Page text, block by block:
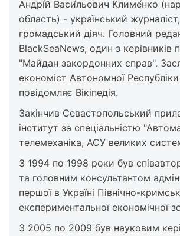
Андрі́й Васи́льович Климе́нко
область) - український
громадський діяч. Головний
BlackSeaNews, один з керівників
"Майдан закордонних справ".
економіст Автономної
повідомляє Вікіпедія.
Закінчив Севастопольський
інститут за спеціальністю
телемеханіка, АСУ великих
З 1994 по 1998 роки був
та головним консультантом
першої в Україні Північно-
експериментальної економічної
З 2005 по 2009 був науковим